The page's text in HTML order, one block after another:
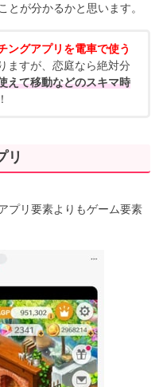
とが分かるかと思います。
ングアプリを電車で使う
ますが、恋庭なら絶対分
えて移動などのスキマ時
リ
プリ要素よりもゲーム要素